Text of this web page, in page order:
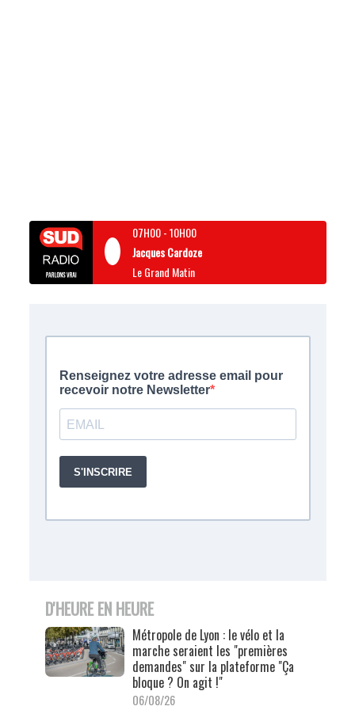
07H00-10H00
Jacques Cardoze
Le Grand Matin
D'HEURE EN HEURE
Métropole de Lyon : le vélo et la
marche seraient les "premières
demandes" sur la plateforme "Ça
bloque ? On agit !"
06/08/26